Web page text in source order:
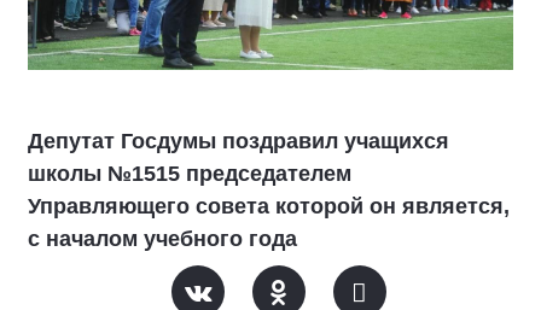
Депутат Госдумы поздравил учащихся
школы №1515 председателем
Управляющего совета которой он является,
с началом учебного года